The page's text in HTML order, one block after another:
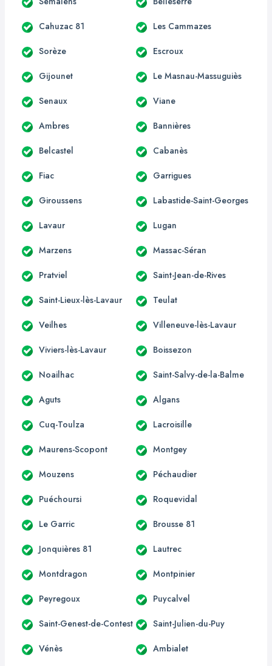
Cahuzac 81 Les Cammazes
Sorèze Escroux
Gijounet Le Masnau-Massuguiès
Senaux Viane
Ambres Bannières
Belcastel Cabanès
Fiac Garrigues
Giroussens Labastide-Saint-Georges
Lavaur Lugan
Marzens Massac-Séran
Pratviel Saint-Jean-de-Rives
Saint-Lieux-lès-Lavaur Teulat
Veilhes Villeneuve-lès-Lavaur
Viviers-lès-Lavaur Boissezon
Noailhac Saint-Salvy-de-la-Balme
Aguts Algans
Cuq-Toulza Lacroisille
Maurens-Scopont Montgey
Mouzens Péchaudier
Puéchoursi Roquevidal
Le Garric Brousse 81
Jonquières 81 Lautrec
Montdragon Montpinier
Peyregoux Puycalvel
Saint-Genest-de-Contest Saint-Julien-du-Puy
Vénès Ambialet